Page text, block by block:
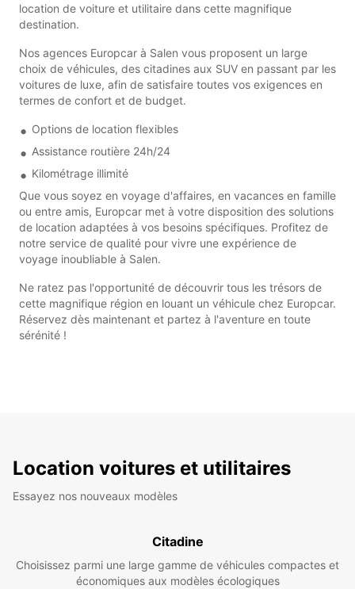
location de voiture et utilitaire dans cette magnifique
destination.
Nos agences Europcar à Salen vous proposent un large
choix de véhicules, des citadines aux SUV en passant par les
voitures de luxe, afin de satisfaire toutes vos exigences en
termes de confort et de budget.
Options de location flexibles
Assistance routière 24h/24
Kilométrage illimité
Que vous soyez en voyage d'affaires, en vacances en famille
ou entre amis, Europcar met à votre disposition des solutions
de location adaptées à vos besoins spécifiques. Profitez de
notre service de qualité pour vivre une expérience de
voyage inoubliable à Salen.
Ne ratez pas l'opportunité de découvrir tous les trésors de
cette magnifique région en louant un véhicule chez Europcar.
Réservez dès maintenant et partez à l'aventure en toute
sérénité !
Location voitures et utilitaires
Essayez nos nouveaux modèles
Citadine
Choisissez parmi une large gamme de véhicules compactes et
économiques aux modèles écologiques